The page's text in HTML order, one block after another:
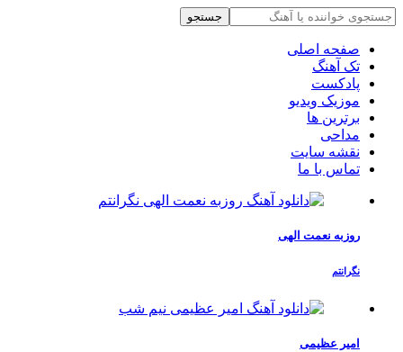
جستجو
صفحه اصلی
تک آهنگ
پادکست
موزیک ویدیو
برترین ها
مداحی
نقشه سایت
تماس با ما
روزبه نعمت الهی
نگرانتم
امیر عظیمی